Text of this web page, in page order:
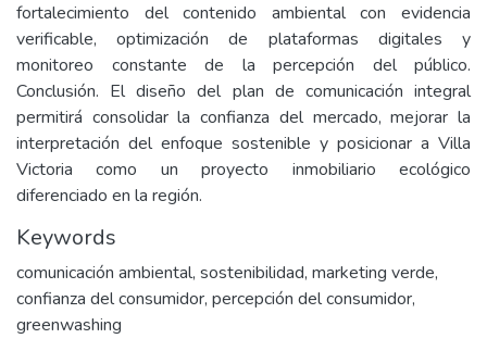
fortalecimiento del contenido ambiental con evidencia
verificable, optimización de plataformas digitales y
monitoreo constante de la percepción del público.
Conclusión. El diseño del plan de comunicación integral
permitirá consolidar la confianza del mercado, mejorar la
interpretación del enfoque sostenible y posicionar a Villa
Victoria como un proyecto inmobiliario ecológico
diferenciado en la región.
Keywords
comunicación ambiental, sostenibilidad, marketing verde,
confianza del consumidor, percepción del consumidor,
greenwashing